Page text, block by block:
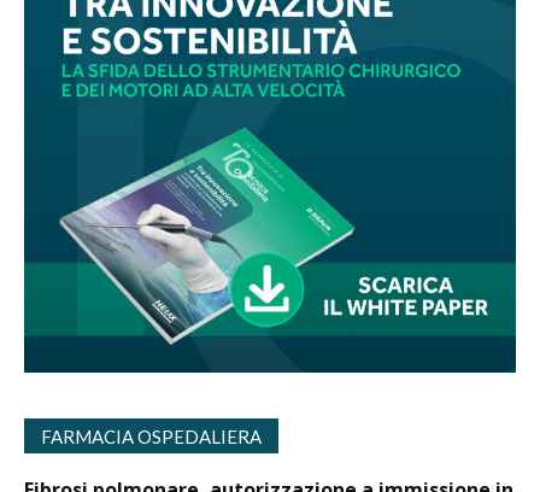
FARMACIA OSPEDALIERA